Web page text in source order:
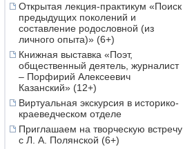
Открытая лекция-практикум «Поиск
предыдущих поколений и
составление родословной (из
личного опыта)» (6+)
Книжная выставка «Поэт,
общественный деятель, журналист
– Порфирий Алексеевич
Казанский» (12+)
Виртуальная экскурсия в историко-
краеведческом отделе
Приглашаем на творческую встречу
с Л. А. Полянской (6+)